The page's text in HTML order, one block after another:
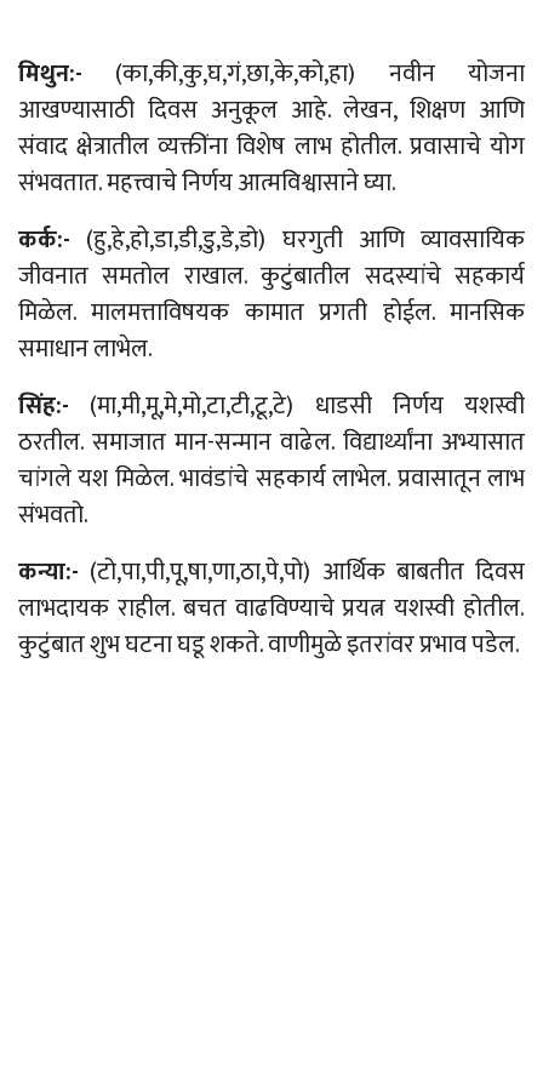
मिथुन:- (का,की,कु,घ,गं,छा,के,को,हा) नवीन योजना
आखण्यासाठी दिवस अनुकूल आहे. लेखन, शिक्षण आणि
संवाद क्षेत्रातील व्यक्तींना विशेष लाभ होतील. प्रवासाचे योग
संभवतात. महत्त्वाचे निर्णय आत्मविश्वासाने घ्या.
कर्क:- (हु,हे,हो,डा,डी,डु,डे,डो) घरगुती आणि व्यावसायिक
जीवनात समतोल राखाल. कुटुंबातील सदस्यांचे सहकार्य
मिळेल. मालमत्ताविषयक कामात प्रगती होईल. मानसिक
समाधान लाभेल.
सिंह:- (मा,मी,मू,मे,मो,टा,टी,टू,टे) धाडसी निर्णय यशस्वी
ठरतील. समाजात मान-सन्मान वाढेल. विद्यार्थ्यांना अभ्यासात
चांगले यश मिळेल. भावंडांचे सहकार्य लाभेल. प्रवासातून लाभ
संभवतो.
कन्या:- (टो,पा,पी,पू,षा,णा,ठा,पे,पो) आर्थिक बाबतीत दिवस
लाभदायक राहील. बचत वाढविण्याचे प्रयत्न यशस्वी होतील.
कुटुंबात शुभ घटना घडू शकते. वाणीमुळे इतरांवर प्रभाव पडेल.